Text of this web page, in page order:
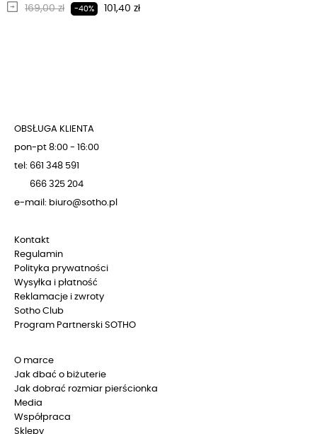
Regularna cena
169,00 zł -40% Cena
101,40 zł
OBSŁUGA KLIENTA
pon-pt 8:00 - 16:00
tel: 661 348 591
666 325 204
e-mail: biuro@sotho.pl
Kontakt
Regulamin
Polityka prywatności
Wysyłka i płatność
Reklamacje i zwroty
Sotho Club
Program Partnerski SOTHO
O marce
Jak dbać o biżuterie
Jak dobrać rozmiar pierścionka
Media
Współpraca
Sklepy